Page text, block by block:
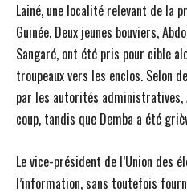
Lainé, une localité relevant de la
Guinée. Deux jeunes bouviers,
Sangaré, ont été pris pour cible
troupeaux vers les enclos. Selon
par les autorités administratives,
coup, tandis que Demba a été
Le vice-président de l’Union des
l’information, sans toutefois